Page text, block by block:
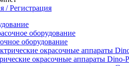
/ Регистрация
оборудование
окрасочные аппараты Dino-